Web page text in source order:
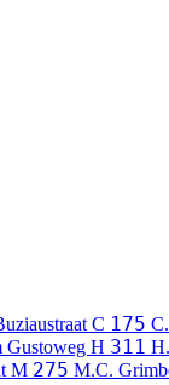
C 175
Gustoweg H 311
M 275 M.C.